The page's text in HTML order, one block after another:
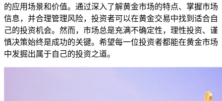
的应用场景和价值。通过深入了解黄金市场的特点、掌握市场
信息，并合理管理风险，投资者可以在黄金交易中找到适合自
己的投资机会。然而，市场总是充满不确定性，理性投资、谨
慎决策始终是成功的关键。希望每一位投资者都能在黄金市场
中发掘出属于自己的投资之道。